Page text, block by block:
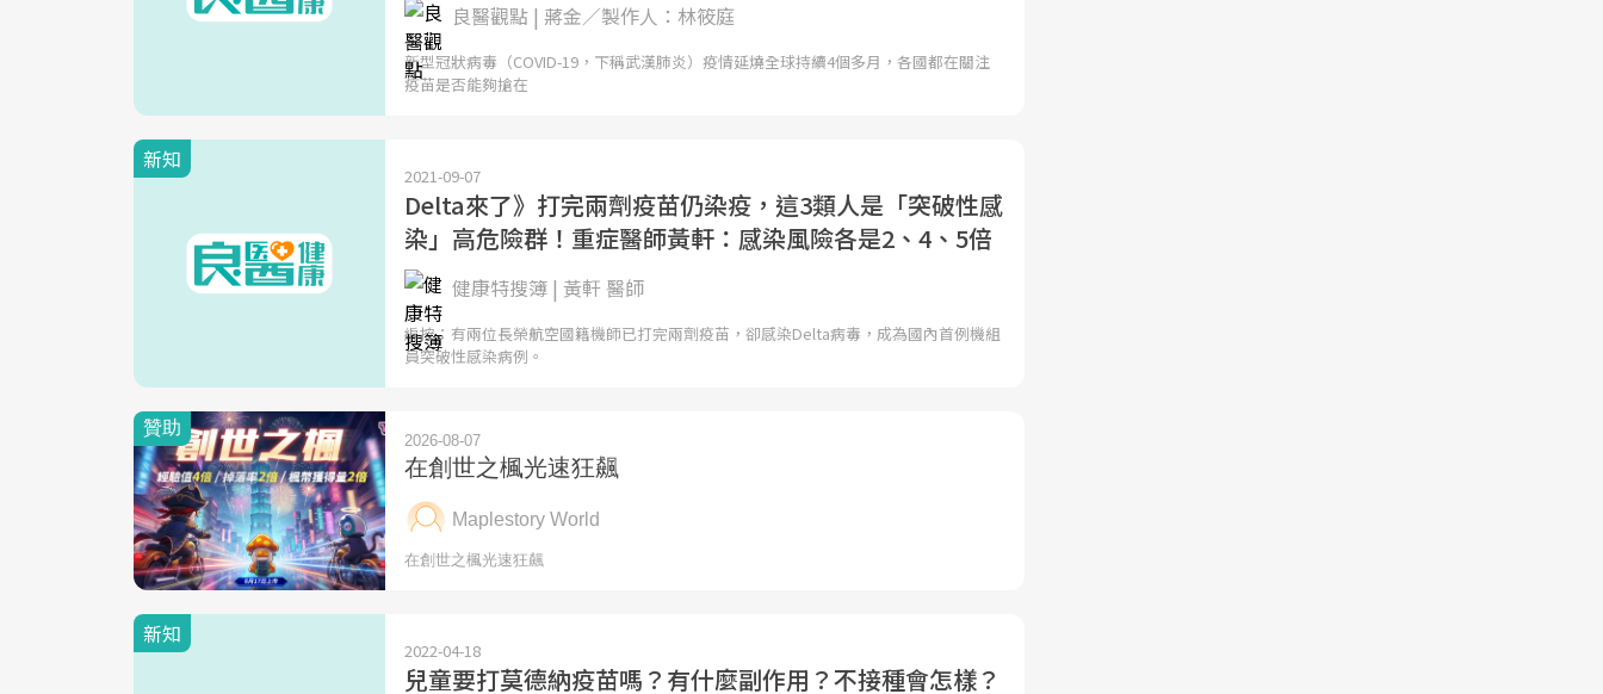
良醫觀點 | 蔣金／製作人：林筱庭
新型冠狀病毒（COVID-19，下稱武漢肺炎）疫情延燒全球持續4個多月，各國都在關注
疫苗是否能夠搶在
新知
2021-09-07
Delta來了》打完兩劑疫苗仍染疫，這3類人是「突破性感
染」高危險群！重症醫師黃軒：感染風險各是2、4、5倍
健康特搜簿 | 黃軒 醫師
編按：有兩位長榮航空國籍機師已打完兩劑疫苗，卻感染Delta病毒，成為國內首例機組
員突破性感染病例。
新知
2022-04-18
兒童要打莫德納疫苗嗎？有什麼副作用？不接種會怎樣？